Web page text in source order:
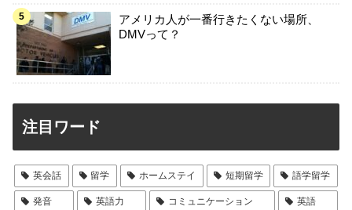
アメリカ人が一番行きたくない場所、
DMVって？
注目ワード
英会話 留学 ホームステイ 短期留学 語学留学
発音 英語力 コミュニケーション 英語